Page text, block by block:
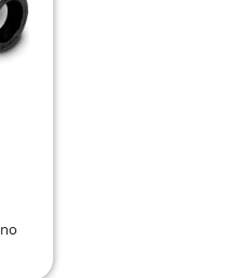
no